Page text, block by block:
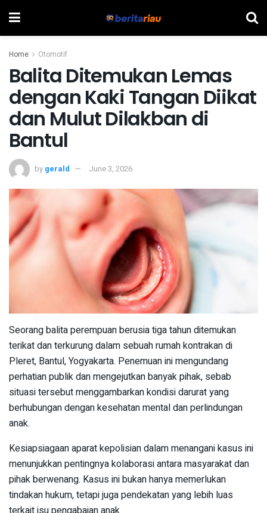
Home Otomotif
Balita Ditemukan Lemas
dengan Kaki Tangan Diikat
dan Mulut Dilakban di
Bantul
by gerald June 3, 2026
Seorang balita perempuan berusia tiga tahun ditemukan
terikat dan terkurung dalam sebuah rumah kontrakan di
Pleret, Bantul, Yogyakarta. Penemuan ini mengundang
perhatian publik dan mengejutkan banyak pihak, sebab
situasi tersebut menggambarkan kondisi darurat yang
berhubungan dengan kesehatan mental dan perlindungan
anak.
Kesiapsiagaan aparat kepolisian dalam menangani kasus ini
menunjukkan pentingnya kolaborasi antara masyarakat dan
pihak berwenang. Kasus ini bukan hanya memerlukan
tindakan hukum, tetapi juga pendekatan yang lebih luas